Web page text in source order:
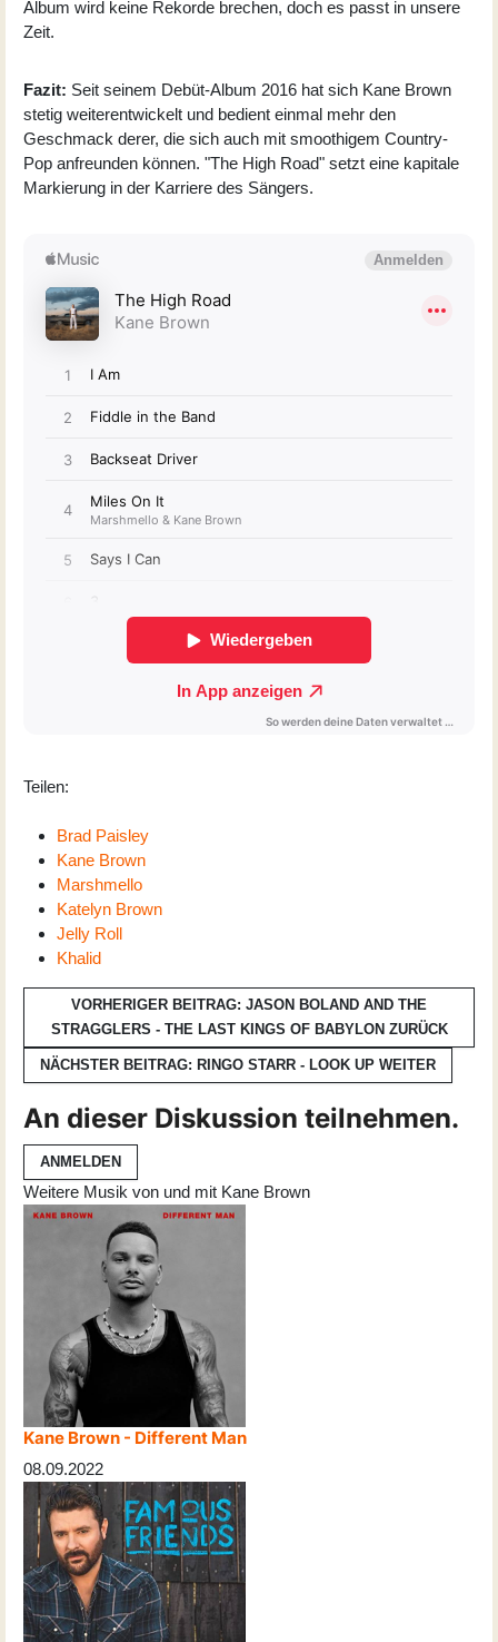
Album wird keine Rekorde brechen, doch es passt in unsere
Zeit.
Fazit: Seit seinem Debüt-Album 2016 hat sich Kane Brown
stetig weiterentwickelt und bedient einmal mehr den
Geschmack derer, die sich auch mit smoothigem Country-
Pop anfreunden können. "The High Road" setzt eine kapitale
Markierung in der Karriere des Sängers.
Teilen:
Brad Paisley
Kane Brown
Marshmello
Katelyn Brown
Jelly Roll
Khalid
VORHERIGER BEITRAG: JASON BOLAND AND THE
STRAGGLERS - THE LAST KINGS OF BABYLON ZURÜCK
NÄCHSTER BEITRAG: RINGO STARR - LOOK UP WEITER
An dieser Diskussion teilnehmen.
ANMELDEN
Weitere Musik von und mit Kane Brown
Kane Brown - Different Man
08.09.2022